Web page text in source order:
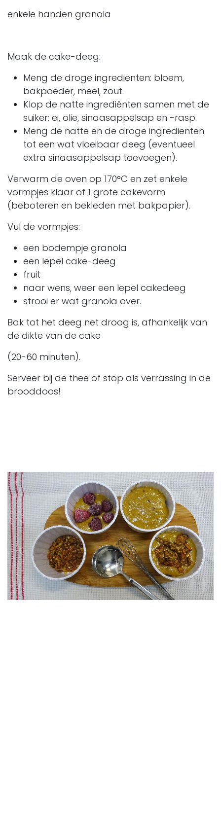
enkele handen granola
Maak de cake-deeg:
Meng de droge ingrediënten: bloem,
bakpoeder, meel, zout.
Klop de natte ingrediënten samen met de
suiker: ei, olie, sinaasappelsap en -rasp.
Meng de natte en de droge ingrediënten
tot een wat vloeibaar deeg (eventueel
extra sinaasappelsap toevoegen).
Verwarm de oven op 170°C en zet enkele
vormpjes klaar of 1 grote cakevorm
(beboteren en bekleden met bakpapier).
Vul de vormpjes:
een bodempje granola
een lepel cake-deeg
fruit
naar wens, weer een lepel cakedeeg
strooi er wat granola over.
Bak tot het deeg net droog is, afhankelijk van
de dikte van de cake
(20-60 minuten).
Serveer bij de thee of stop als verrassing in de
brooddoos!